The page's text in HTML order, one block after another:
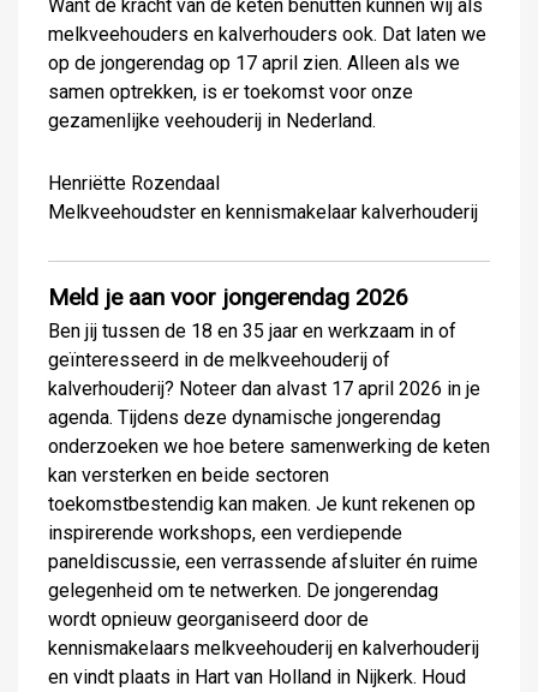
Want de kracht van de keten benutten kunnen wij als
melkveehouders en kalverhouders ook. Dat laten we
op de jongerendag op 17 april zien. Alleen als we
samen optrekken, is er toekomst voor onze
gezamenlijke veehouderij in Nederland.
Henriëtte Rozendaal
Melkveehoudster en kennismakelaar kalverhouderij
Meld je aan voor jongerendag 2026
Ben jij tussen de 18 en 35 jaar en werkzaam in of
geïnteresseerd in de melkveehouderij of
kalverhouderij? Noteer dan alvast 17 april 2026 in je
agenda. Tijdens deze dynamische jongerendag
onderzoeken we hoe betere samenwerking de keten
kan versterken en beide sectoren
toekomstbestendig kan maken. Je kunt rekenen op
inspirerende workshops, een verdiepende
paneldiscussie, een verrassende afsluiter én ruime
gelegenheid om te netwerken. De jongerendag
wordt opnieuw georganiseerd door de
kennismakelaars melkveehouderij en kalverhouderij
en vindt plaats in Hart van Holland in Nijkerk. Houd